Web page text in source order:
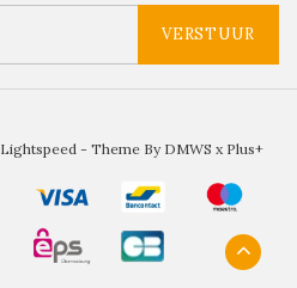
VERSTUUR
Lightspeed - Theme By DMWS x Plus+